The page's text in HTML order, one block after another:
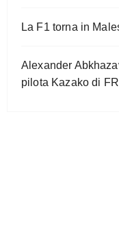
La F1 torna in
Alexander
pilota Kazako di